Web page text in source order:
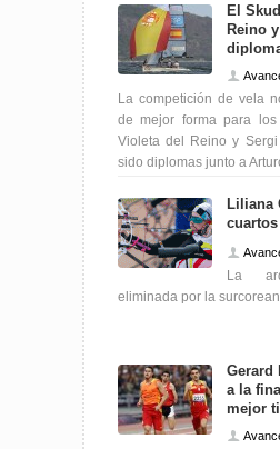
El
Reino
La competición de vela
de mejor forma para los
Violeta del Reino y Sergi
sido diplomas junto a
Liliana
La
eliminada por la
Gerard
a la
mejor